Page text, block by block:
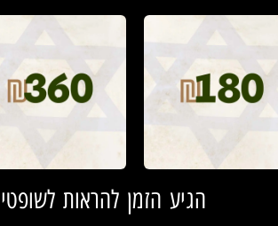
הגיע הזמן להראות